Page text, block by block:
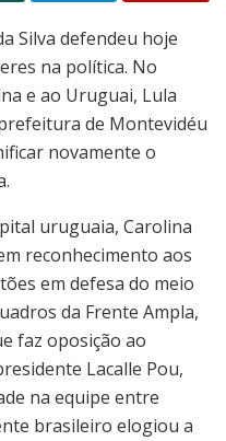
Silva defendeu hoje
na política. No
e ao Uruguai, Lula
de Montevidéu
novamente o
uruguaia, Carolina
reconhecimento aos
em defesa do meio
da Frente Ampla,
faz oposição ao
Lacalle Pou,
na equipe entre
brasileiro elogiou a